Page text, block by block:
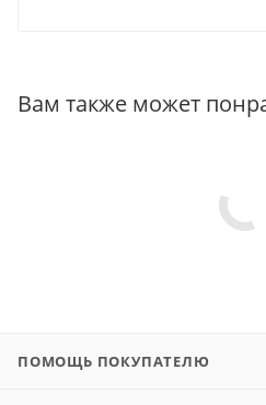
Вам также может
ПОМОЩЬ ПОКУПАТЕЛЮ